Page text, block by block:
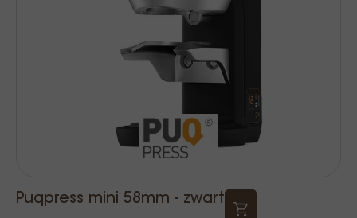
Puqpress mini 58mm - zwart